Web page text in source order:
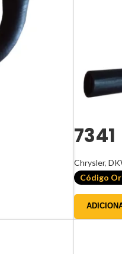
7341
Chrysler,
Código